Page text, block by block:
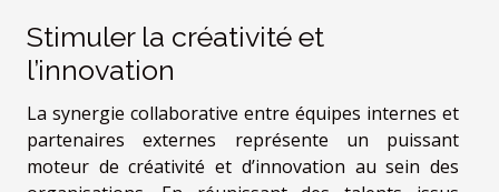
Stimuler la créativité et
l’innovation
La synergie collaborative entre équipes internes et
partenaires externes représente un puissant
moteur de créativité et d’innovation au sein des